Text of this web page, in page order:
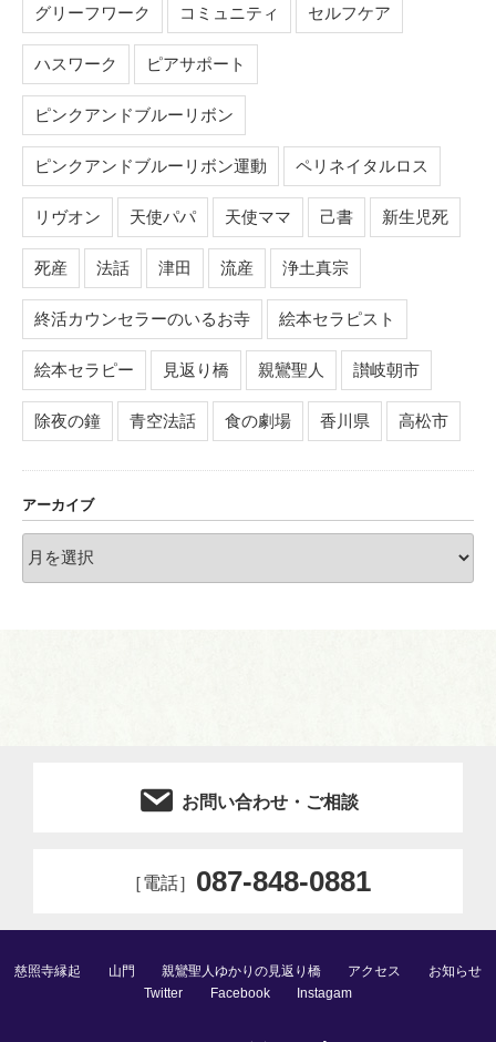
グリーフワーク コミュニティ セルフケア
ハスワーク ピアサポート
ピンクアンドブルーリボン
ピンクアンドブルーリボン運動 ペリネイタルロス
リヴオン 天使パパ 天使ママ 己書 新生児死
死産 法話 津田 流産 浄土真宗
終活カウンセラーのいるお寺 絵本セラピスト
絵本セラピー 見返り橋 親鸞聖人 讃岐朝市
除夜の鐘 青空法話 食の劇場 香川県 高松市
アーカイブ
ー
お問い合わせ・ご相談
［電話］ 087-848-0881
慈照寺縁起 山門 親鸞聖人ゆかりの見返り橋 アクセス
お知らせ
Twitter
Facebook Instagam